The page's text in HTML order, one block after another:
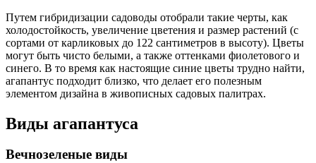
Путем гибридизации садоводы отобрали такие черты, как
холодостойкость, увеличение цветения и размер растений (с
сортами от карликовых до 122 сантиметров в высоту). Цветы
могут быть чисто белыми, а также оттенками фиолетового и
синего. В то время как настоящие синие цветы трудно найти,
агапантус подходит близко, что делает его полезным
элементом дизайна в живописных садовых палитрах.
Виды агапантуса
Вечнозеленые виды